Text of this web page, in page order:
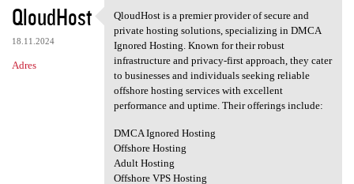
QloudHost
18.11.2024
Adres
QloudHost is a premier
QloudHost is a premier provider of secure and
private hosting solutions, specializing in DMCA
Ignored Hosting. Known for their robust
infrastructure and privacy-first approach, they cater
to businesses and individuals seeking reliable
offshore hosting services with excellent
performance and uptime. Their offerings include:
DMCA Ignored Hosting
Offshore Hosting
Adult Hosting
Offshore VPS Hosting